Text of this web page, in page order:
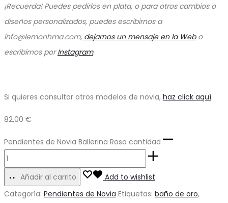
¡Recuerda! Puedes pedirlos en plata, o para otros cambios o
diseños personalizados, puedes escribirnos a
info@lemonhma.com, dejarnos un mensaje en la Webo
escribirnos porInstagram.
Si quieres consultar otros modelos de novia, haz click aquí.
82,00 €
Pendientes de Novia Ballerina Rosa cantidad
Añadir al carrito
Add to wishlist
Categoría: Pendientes de Novia Etiquetas: baño de oro,